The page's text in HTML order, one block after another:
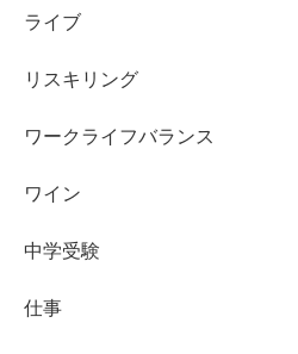
ライブ
リスキリング
ワークライフバランス
ワイン
中学受験
仕事